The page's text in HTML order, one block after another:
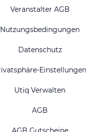
Veranstalter AGB
Nutzungsbedingungen
Datenschutz
Einstellungen
Utiq Verwalten
AGB